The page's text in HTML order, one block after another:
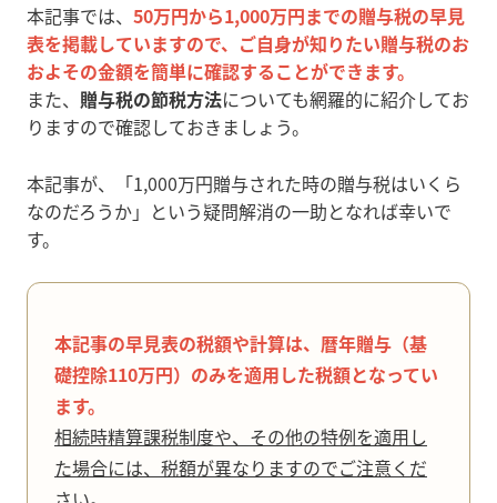
本記事では、 50万円から1,000万円までの贈与税の早見
表を掲載していますので、ご自身が知りたい贈与税のお
およその金額を簡単に確認することができます。
また、 贈与税の節税方法についても網羅的に紹介してお
りますので確認しておきましょう。
本記事が、「1,000万円贈与された時の贈与税はいくら
なのだろうか」という疑問解消の一助となれば幸いで
す。
本記事の早見表の税額や計算は、暦年贈与（基
礎控除110万円）のみを適用した税額となってい
ます。
相続時精算課税制度や、その他の特例を適用し
た場合には、税額が異なりますのでご注意くだ